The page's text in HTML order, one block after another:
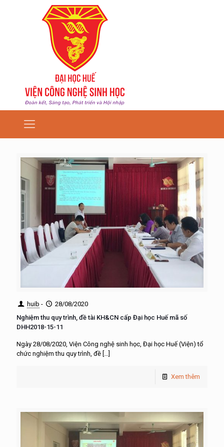
huib -
28/08/2020
Nghiệm thu quy trình, đề tài KH&CN cấp Đại học Huế mã số
DHH2018-15-11
Ngày 28/08/2020, Viện Công nghệ sinh học, Đại học Huế (Viện) tổ
chức nghiệm thu quy trình, đề […]
Xem thêm